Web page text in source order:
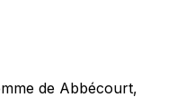
de Abbécourt,